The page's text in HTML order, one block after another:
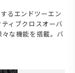
るエンドツーエン
ィブクロスオーバ
な機能を搭載。バ